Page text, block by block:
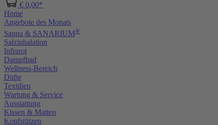
€ 0,00*
Home
Angebote des Monats
Sauna & SANARIUM®
Salzinhalation
Infrarot
Dampfbad
Wellness-Bereich
Düfte
Textilien
Wartung & Service
Ausstattung
Kissen & Matten
Kopfstützen